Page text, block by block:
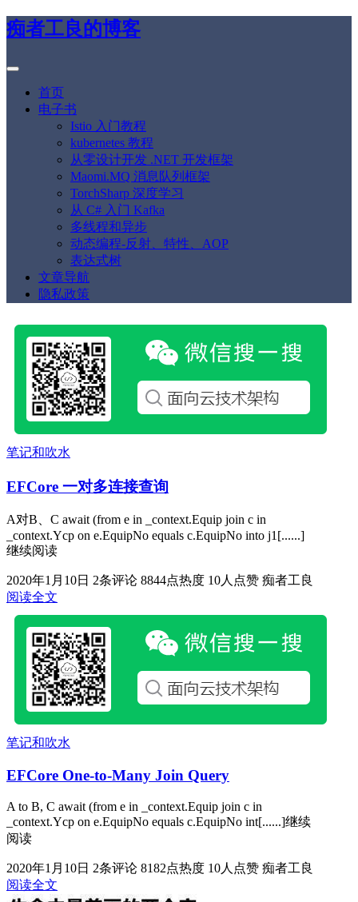
痴者工良的博客
首页
电子书
Istio 入门教程
kubernetes 教程
从零设计开发 .NET 开发框架
Maomi.MQ 消息队列框架
TorchSharp 深度学习
从 C# 入门 Kafka
多线程和异步
动态编程-反射、特性、AOP
表达式树
文章导航
隐私政策
笔记和吹水
EFCore 一对多连接查询
A对B、C await (from e in _context.Equip join c in
_context.Ycp on e.EquipNo equals c.EquipNo into j1[......]
继续阅读
2020年1月10日 2条评论 8844点热度 10人点赞 痴者工良
阅读全文
笔记和吹水
EFCore One-to-Many Join Query
A to B, C await (from e in _context.Equip join c in
_context.Ycp on e.EquipNo equals c.EquipNo int[......]继续
阅读
2020年1月10日 2条评论 8182点热度 10人点赞 痴者工良
阅读全文